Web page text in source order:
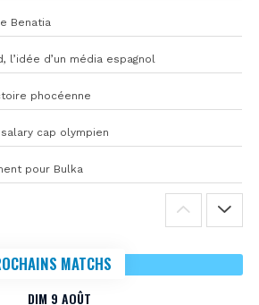
Benatia
l’idée d’un média espagnol
phocéenne
cap olympien
pour Bulka
MATCHS
DIM 9 AOÛT